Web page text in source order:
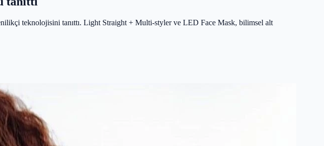
teknolojisini tanıttı. Light Straight + Multi-styler ve LED Face Mask, bilimsel alt